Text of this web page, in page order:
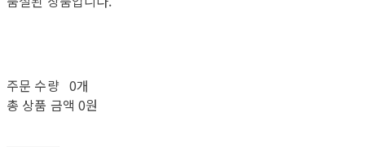
주문 수량 0개
총 상품 금액 0원